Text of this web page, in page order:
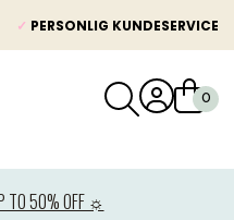
✓ PERSONLIG KUNDESERVICE
TO 50% OFF ☼